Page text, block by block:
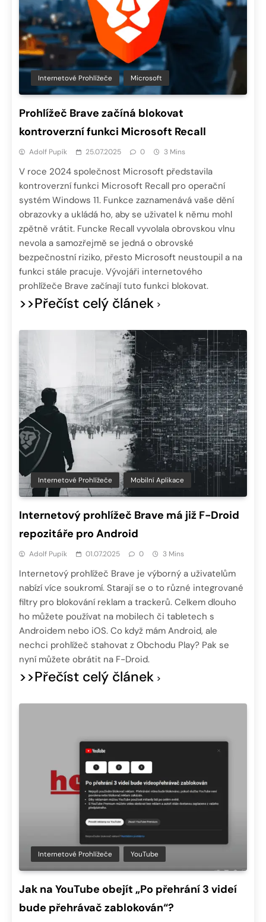
Internetové Prohlížeče Microsoft
Prohlížeč Brave začíná blokovat
kontroverzní funkci Microsoft Recall
Adolf Pupík 25.07.2025 0 3 Mins
V roce 2024 společnost Microsoft představila
kontroverzní funkci Microsoft Recall pro operační
systém Windows 11. Funkce zaznamenává vaše dění
obrazovky a ukládá ho, aby se uživatel k němu mohl
zpětně vrátit. Funcke Recall vyvolala obrovskou vlnu
nevola a samozřejmě se jedná o obrovské
bezpečnostní riziko, přesto Microsoft neustoupil a na
funkci stále pracuje. Vývojáři internetového
prohlížeče Brave začínají tuto funkci blokovat.
>>Přečíst celý článek
Internetové Prohlížeče Mobilní Aplikace
Internetový prohlížeč Brave má již F-Droid
repozitáře pro Android
Adolf Pupík 01.07.2025 0 3 Mins
Internetový prohlížeč Brave je výborný a uživatelům
nabízí více soukromí. Starají se o to různé integrované
filtry pro blokování reklam a trackerů. Celkem dlouho
ho můžete používat na mobilech či tabletech s
Androidem nebo iOS. Co když mám Android, ale
nechci prohlížeč stahovat z Obchodu Play? Pak se
nyní můžete obrátit na F-Droid.
>>Přečíst celý článek
Internetové Prohlížeče YouTube
Jak na YouTube obejít „Po přehrání 3 videí
bude přehrávač zablokován“?